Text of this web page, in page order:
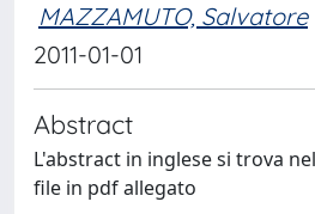
MAZZAMUTO, Salvatore
2011-01-01
Abstract
L'abstract in inglese si trova
file in pdf allegato